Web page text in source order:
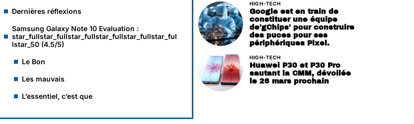
Dernières réflexions
Samsung Galaxy Note 10 Evaluation :
star_fullstar_fullstar_fullstar_fullstar_fullstar_ful
lstar_50 (4.5/5)
Le Bon
Les mauvais
L’essentiel, c’est que
HIGH-TECH
Google est en train de
constituer une équipe
de’gChips’ pour construire
des puces pour ses
périphériques Pixel.
HIGH-TECH
Huawei P30 et P30 Pro
sautant la CMM, dévoilée
le 26 mars prochain